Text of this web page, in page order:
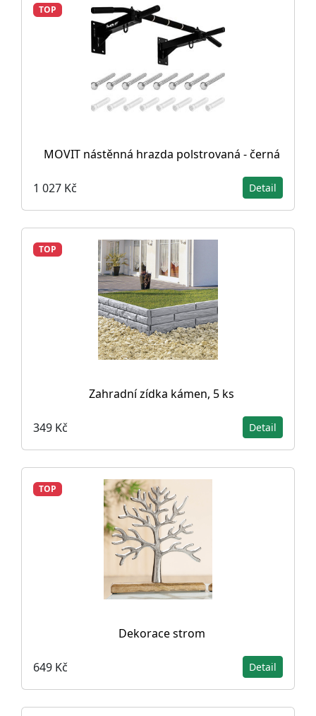
TOP
MOVIT nástěnná hrazda polstrovaná - černá
1 027 Kč Detail
TOP
Zahradní zídka kámen, 5 ks
349 Kč Detail
TOP
Dekorace strom
649 Kč Detail